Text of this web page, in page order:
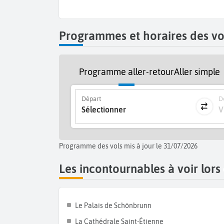
palais impérial de style baroque. Ne manquez
lieu iconique pour la musique classique, le
goûter des spécialités locales, ou encore le
Vous pouvez aussi vous promener dans le
impressionnantes. Enfin, explorez les
donnera un autre aperçu de la ville et restera
Programmes et horaires des
Programme aller-retourAller simple
Départ
Sélectionner
Programme des vols mis à jour le 31/07/2026
Les incontournables à voir lors
Le Palais de Schönbrunn
La Cathédrale Saint-Étienne